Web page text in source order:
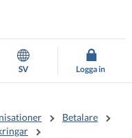
SV Logga in
Betalare